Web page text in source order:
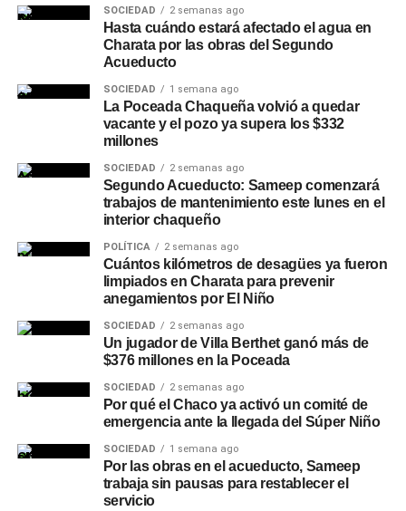
SOCIEDAD 2 semanas ago
Hasta cuándo estará afectado el agua en
Charata por las obras del Segundo
Acueducto
SOCIEDAD 1 semana ago
La Poceada Chaqueña volvió a quedar
vacante y el pozo ya supera los $332
millones
SOCIEDAD 2 semanas ago
Segundo Acueducto: Sameep comenzará
trabajos de mantenimiento este lunes en el
interior chaqueño
POLÍTICA 2 semanas ago
Cuántos kilómetros de desagües ya fueron
limpiados en Charata para prevenir
anegamientos por El Niño
SOCIEDAD 2 semanas ago
Un jugador de Villa Berthet ganó más de
$376 millones en la Poceada
SOCIEDAD 2 semanas ago
Por qué el Chaco ya activó un comité de
emergencia ante la llegada del Súper Niño
SOCIEDAD 1 semana ago
Por las obras en el acueducto, Sameep
trabaja sin pausas para restablecer el
servicio